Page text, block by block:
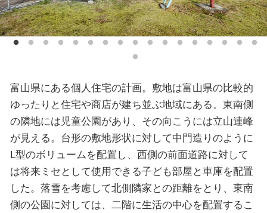
富山県にある個人住宅の計画。敷地は富山県の比較的
ゆったりと住宅や商店が建ち並ぶ地域にある。東南側
の隣地には児童公園があり、その向こうには立山連峰
が見える。台形の敷地形状に対して中門造りのように
L型のボリュームを配置し、西側の前面道路に対して
は将来ミセとして使用できる子ども部屋と車庫を配置
した。落雪を考慮して北側隣家との距離をとり、東南
側の公園に対しては、二階に生活の中心を配置するこ